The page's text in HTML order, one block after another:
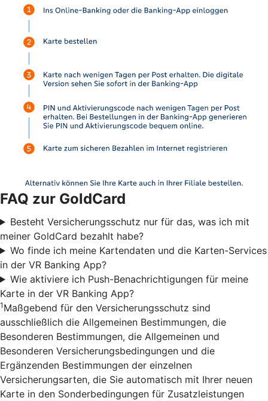
FAQ zur GoldCard
Besteht Versicherungsschutz nur für das, was ich mit
meiner GoldCard bezahlt habe?
Wo finde ich meine Kartendaten und die Karten-Services
in der VR Banking App?
Wie aktiviere ich Push-Benachrichtigungen für meine
Karte in der VR Banking App?
1 Maßgebend für den Versicherungsschutz sind
ausschließlich die Allgemeinen Bestimmungen, die
Besonderen Bestimmungen, die Allgemeinen und
Besonderen Versicherungsbedingungen und die
Ergänzenden Bestimmungen der einzelnen
Versicherungsarten, die Sie automatisch mit Ihrer neuen
Karte in den Sonderbedingungen für Zusatzleistungen